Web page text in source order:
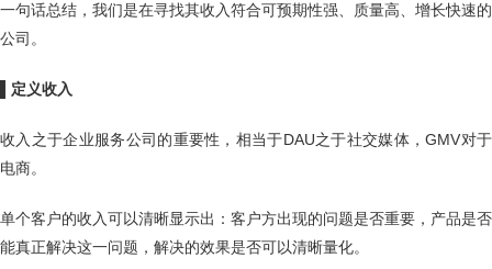
一句话总结，我们是在寻找其收入符合可预期性强、质量高、增长快速的
公司。
定义收入
收入之于企业服务公司的重要性，相当于DAU之于社交媒体，GMV对于
电商。
单个客户的收入可以清晰显示出：客户方出现的问题是否重要，产品是否
能真正解决这一问题，解决的效果是否可以清晰量化。